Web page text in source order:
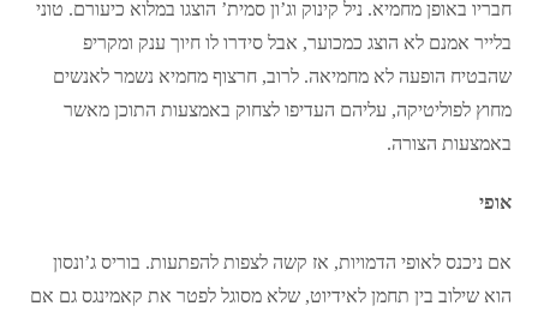
חבריו באופן מחמיא. ניל קינוק וג’ון סמית’ הוצגו במלוא כיעורם. טוני
בלייר אמנם לא הוצג כמכוער, אבל סידרו לו חיוך ענק ומקריפ
שהבטיח הופעה לא מחמיאה. לרוב, חרצוף מחמיא נשמר לאנשים
מחוץ לפוליטיקה, עליהם העדיפו לצחוק באמצעות התוכן מאשר
באמצעות הצורה.
אופי
אם ניכנס לאופי הדמויות, אז קשה לצפות להפתעות. בוריס ג’ונסון
הוא שילוב בין תחמן לאידיוט, שלא מסוגל לפטר את קאמינגס גם אם